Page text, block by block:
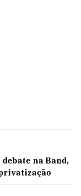
na Band,